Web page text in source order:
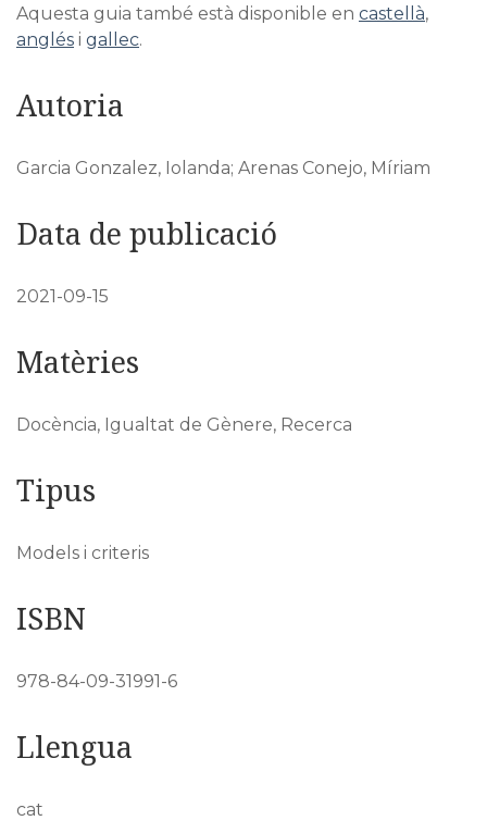
Aquesta guia també està disponible en castellà,
anglés i gallec.
Autoria
Garcia Gonzalez, Iolanda; Arenas Conejo, Míriam
Data de publicació
2021-09-15
Matèries
Docència, Igualtat de Gènere, Recerca
Tipus
Models i criteris
ISBN
978-84-09-31991-6
Llengua
cat